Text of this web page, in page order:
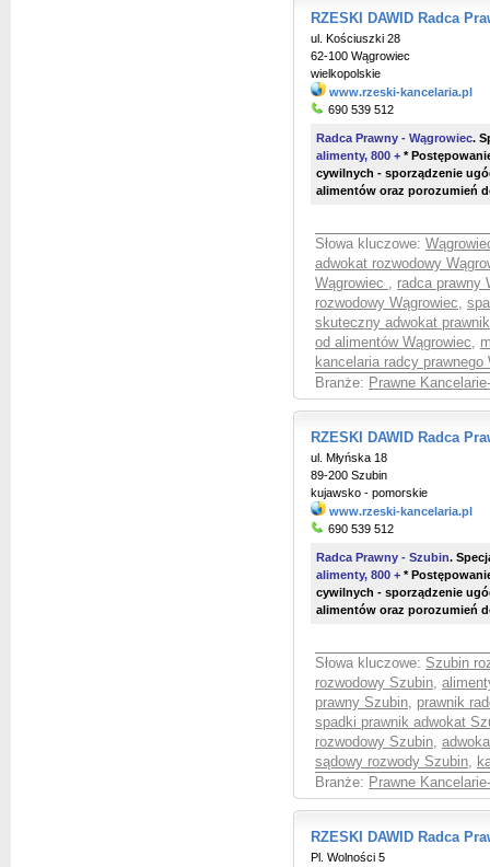
RZESKI DAWID Radca
ul. Kościuszki 28
62-100 Wągrowiec
wielkopolskie
www.rzeski-kancelaria.pl
690 539 512
Radca Prawny - Wągrowiec.
alimenty, 800 + *
cywilnych - sporządzenie
alimentów oraz porozumień
Słowa kluczowe:
adwokat rozwodowy
Wągrowiec , radca prawny
rozwodowy Wągrowiec,
skuteczny adwokat
od alimentów Wągrowiec,
kancelaria radcy prawnego
Branże: Prawne
RZESKI DAWID Radca
ul. Młyńska 18
89-200 Szubin
kujawsko - pomorskie
www.rzeski-kancelaria.pl
690 539 512
Radca Prawny - Szubin.
alimenty, 800 + *
cywilnych - sporządzenie
alimentów oraz porozumień
Słowa kluczowe: Szubin
rozwodowy Szubin,
prawny Szubin, prawnik
spadki prawnik adwokat
rozwodowy Szubin,
sądowy rozwody Szubin,
Branże: Prawne
RZESKI DAWID Radca
Pl. Wolności 5